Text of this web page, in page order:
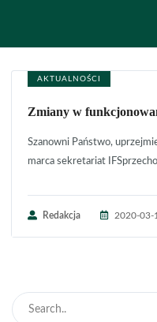
AKTUALNOŚCI
Zmiany w
Szanowni Państwo,
marca sekretariat
Redakcja 2020-03-